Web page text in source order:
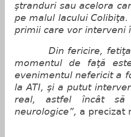
ştranduri sau acelora
pe malul lacului
primii care vor interveni
Din fericire, fetiţa
momentul de faţă
evenimentul nefericit a
la ATI, şi a putut
real, astfel încât să
neurologice”, a precizat